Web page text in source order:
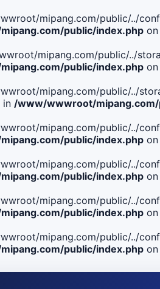
mipang.com/public/../
public/index.php
mipang.com/public/../
public/index.php
mipang.com/public/../
in /www/wwwroot/
mipang.com/public/../
public/index.php
mipang.com/public/../
public/index.php
mipang.com/public/../
public/index.php
mipang.com/public/../
public/index.php